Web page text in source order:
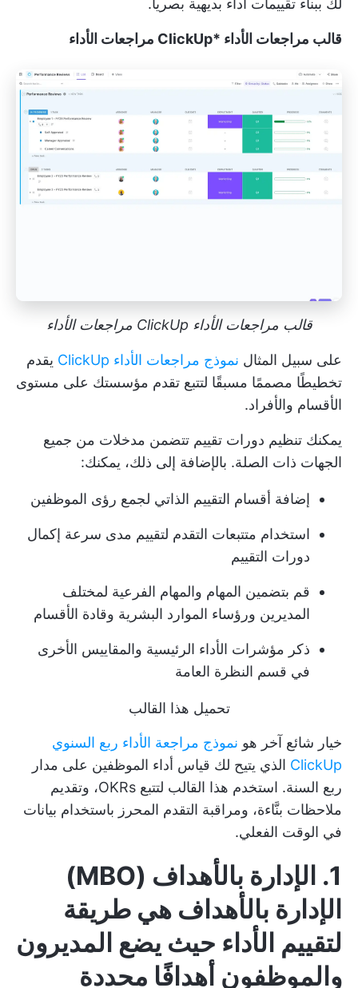
لك ببناء تقييمات أداء بديهية بصرياً.
قالب مراجعات الأداء *ClickUp مراجعات الأداء
قالب مراجعات الأداء ClickUp مراجعات الأداء
على سبيل المثال نموذج مراجعات الأداء ClickUp
يقدم
تخطيطًا مصممًا مسبقًا لتتبع تقدم مؤسستك على مستوى
الأقسام والأفراد.
يمكنك تنظيم دورات تقييم تتضمن مدخلات من جميع
الجهات ذات الصلة. بالإضافة إلى ذلك، يمكنك:
إضافة أقسام التقييم الذاتي لجمع رؤى الموظفين
استخدام متتبعات التقدم لتقييم مدى سرعة إكمال
دورات التقييم
قم بتضمين المهام والمهام الفرعية لمختلف
المديرين ورؤساء الموارد البشرية وقادة الأقسام
ذكر مؤشرات الأداء الرئيسية والمقاييس الأخرى
في قسم النظرة العامة
تحميل هذا القالب
خيار شائع آخر هو نموذج مراجعة الأداء ربع السنوي
ClickUp الذي يتيح لك قياس أداء الموظفين على مدار
ربع السنة. استخدم هذا القالب لتتبع OKRs، وتقديم
ملاحظات بنَّاءة، ومراقبة التقدم المحرز باستخدام بيانات
في الوقت الفعلي.
1. الإدارة بالأهداف (MBO)
الإدارة بالأهداف هي طريقة
لتقييم الأداء حيث يضع المديرون
والموظفون أهدافًا محددة